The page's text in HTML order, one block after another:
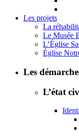
Les projets
La
Le Musée
L’Église
Église
Les
L’état